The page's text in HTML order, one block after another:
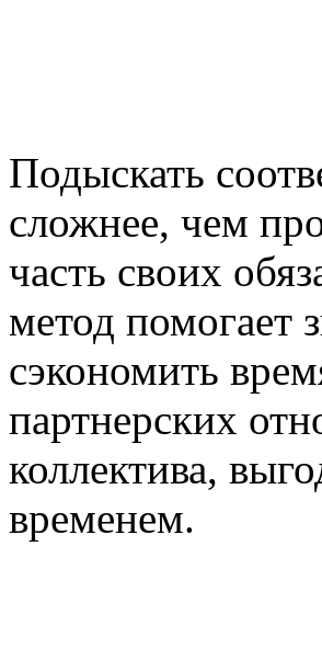
Подыскать
сложнее, чем
часть своих
метод помогает
сэкономить
партнерских
коллектива,
временем.